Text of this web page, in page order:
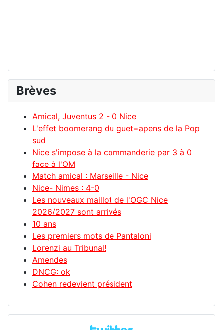
Brèves
Amical, Juventus 2 - 0 Nice
L'effet boomerang du guet=apens de la Pop
sud
Nice s'impose à la commanderie par 3 à 0
face à l'OM
Match amical : Marseille - Nice
Nice- Nimes : 4-0
Les nouveaux maillot de l'OGC Nice
2026/2027 sont arrivés
10 ans
Les premiers mots de Pantaloni
Lorenzi au Tribunal!
Amendes
DNCG: ok
Cohen redevient président